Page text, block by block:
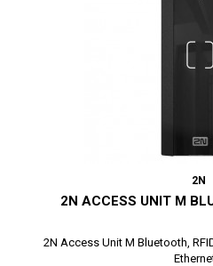
2N
2N ACCESS UNIT M
2N Access Unit M Bluetooth,